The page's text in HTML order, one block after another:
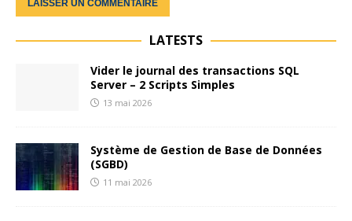
LATESTS
Vider le journal des transactions SQL
Server – 2 Scripts Simples
13 mai 2026
Système de Gestion de Base de Données
(SGBD)
11 mai 2026